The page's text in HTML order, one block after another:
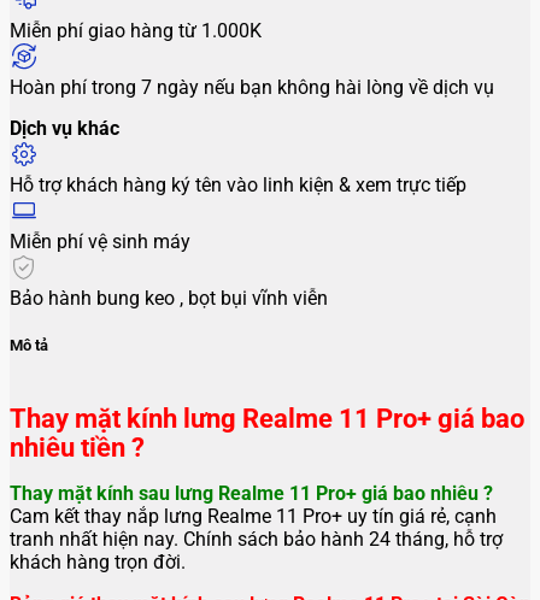
Miễn phí giao hàng từ 1.000K
Hoàn phí trong 7 ngày nếu bạn không hài lòng về dịch vụ
Dịch vụ khác
Hỗ trợ khách hàng ký tên vào linh kiện & xem trực tiếp
Miễn phí vệ sinh máy
Bảo hành bung keo , bọt bụi vĩnh viễn
Mô tả
Thay mặt kính lưng Realme 11 Pro+ giá bao
nhiêu tiền ?
Thay mặt kính sau lưng Realme 11 Pro+ giá bao nhiêu ?
Cam kết thay nắp lưng Realme 11 Pro+ uy tín giá rẻ, cạnh
tranh nhất hiện nay. Chính sách bảo hành 24 tháng, hỗ trợ
khách hàng trọn đời.